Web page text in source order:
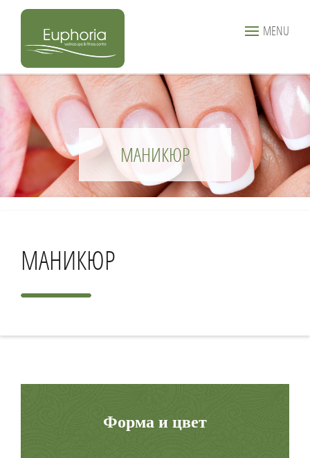
MENU
МАНИКЮР
МАНИКЮР
Форма и цвет